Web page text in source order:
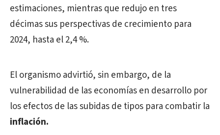
estimaciones, mientras que redujo en tres
décimas sus perspectivas de crecimiento para
2024, hasta el 2,4 %.
El organismo advirtió, sin embargo, de la
vulnerabilidad de las economías en desarrollo por
los efectos de las subidas de tipos para combatir la
inflación.